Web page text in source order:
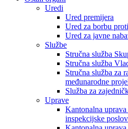
Uredi
Ured premijera
Ured za borbu
Ured za javne
Službe
Stručna služba
Stručna služba
Stručna služba za
međunarodne
Služba za
Uprave
Kantonalna uprava
inspekcijske